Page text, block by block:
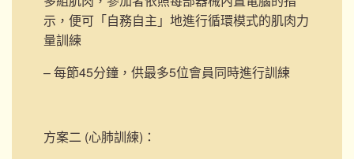
示，便可「自務自主」地進行循環模式的肌肉力
量訓練
– 每節45分鐘，供最多5位會員同時進行訓練
方案二 (心肺訓練) ：